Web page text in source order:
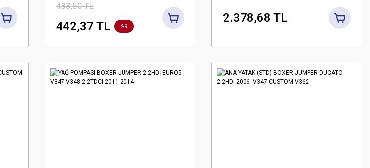
483,50 TL
442,37 TL %9
2.378,68 TL